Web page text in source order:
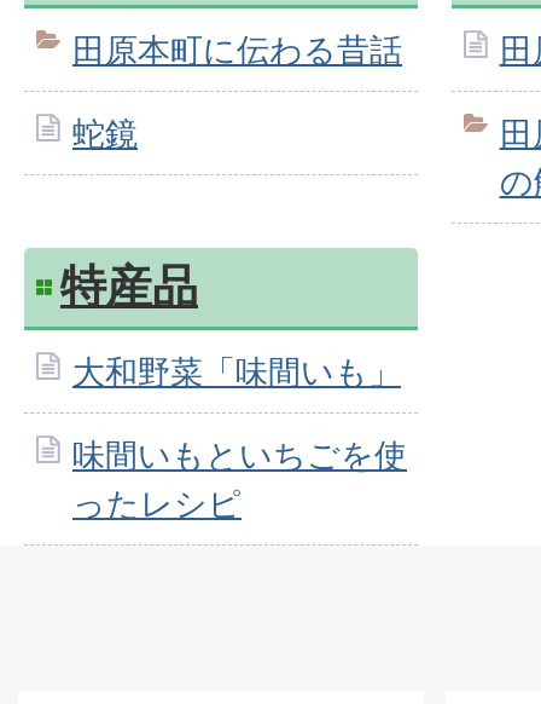
田原本町に伝わる昔話
蛇鏡
の
特産品
大和野菜「味間いも」
味間いもといちごを使
ったレシピ